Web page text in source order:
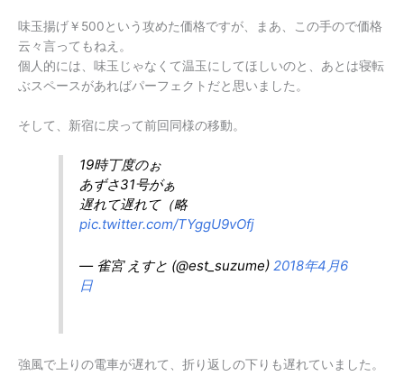
味玉揚げ￥500という攻めた価格ですが、まあ、この手ので価格
云々言ってもねえ。
個人的には、味玉じゃなくて温玉にしてほしいのと、あとは寝転
ぶスペースがあればパーフェクトだと思いました。
そして、新宿に戻って前回同様の移動。
19時丁度のぉ
あずさ31号がぁ
遅れて遅れて（略
pic.twitter.com/TYggU9vOfj
— 雀宮 えすと (@est_suzume)2018年4月6
日
強風で上りの電車が遅れて、折り返しの下りも遅れていました。